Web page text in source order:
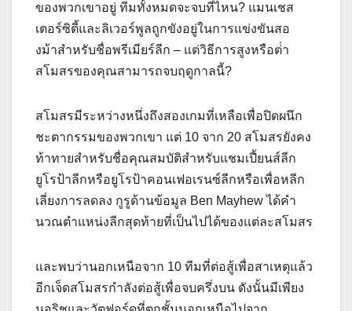
ของพวกเขาอยู่ ทีมทั้งหมดจะจบที่ไหน? แมนเชส
เตอร์ซิตี้และลิเวอร์พูลถูกขังอยู่ในการแข่งขันสอ
งม้าสําหรับชื่อพรีเมียร์ลีก – แต่วิธีการสูงหรือต่ํา
สโมสรของคุณสามารถจบฤดูกาลนี้?
สโมสรมีระหว่างหนึ่งถึงสองเกมที่เหลือเพื่อปิดผนึก
ชะตากรรมของพวกเขา แต่ 10 จาก 20 สโมสรยังคง
ท้าทายสําหรับชื่อคุณสมบัติสําหรับแชมเปี้ยนส์ลีก
ยูโรป้าลีกหรือยูโรป้าคอนเฟอเรนซ์ลีกหรือเพื่อหลีก
เลี่ยงการลดลง กูรูด้านข้อมูล Ben Mayhew ได้คํา
นวณตําแหน่งลีกสุดท้ายที่เป็นไปได้ของแต่ละสโมสร
และพบว่านอกเหนือจาก 10 ทีมที่ต่อสู้เพื่อสาเหตุแล้ว
อีกเจ็ดสโมสรกําลังต่อสู้เพื่อจบครึ่งบน ดังนั้นมีเพียง